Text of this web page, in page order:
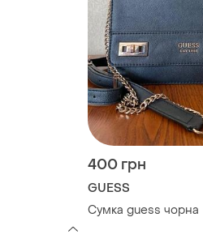
400 грн
GUESS
Сумка guess чорна